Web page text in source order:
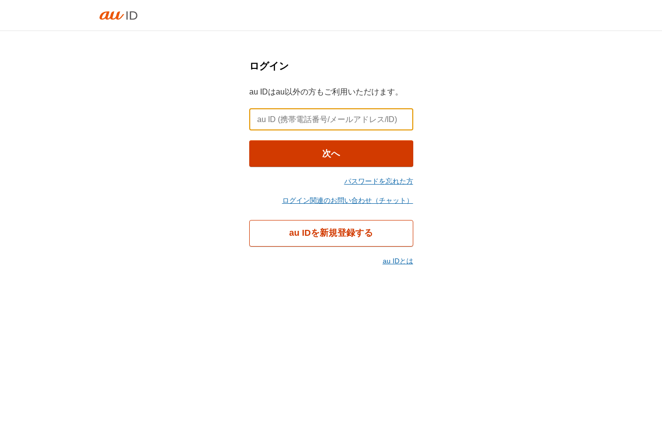
ログイン
au IDはau以外の方もご利用いただけます。
次へ
パスワードを忘れた方
ログイン関連のお問い合わせ（チャット）
au IDを新規登録する
au IDとは